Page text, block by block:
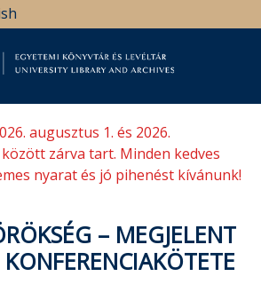
augusztus 1. és 2026.
zárva tart. Minden kedves
nyarat és jó pihenést kívánunk!
– MEGJELENT